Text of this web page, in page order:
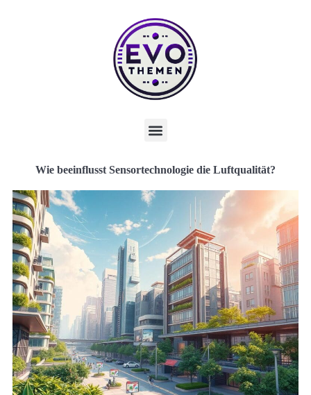
Wie beeinflusst Sensortechnologie die Luftqualität?